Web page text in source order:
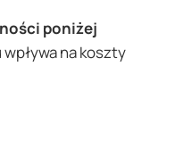
poniżej
na koszty